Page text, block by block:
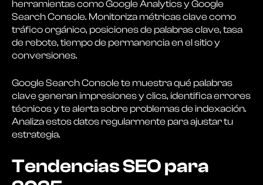
herramientas como Google Analytics y Google
Search Console. Monitoriza métricas clave como
tráfico orgánico, posiciones de palabras clave, tasa
de rebote, tiempo de permanencia en el sitio y
conversiones.
Google Search Console te muestra qué palabras
clave generan impresiones y clics, identifica errores
técnicos y te alerta sobre problemas de indexación.
Analiza estos datos regularmente para ajustar tu
estrategia.
Tendencias SEO para